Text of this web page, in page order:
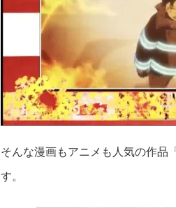
そんな漫画もアニメも人気の作品
す。